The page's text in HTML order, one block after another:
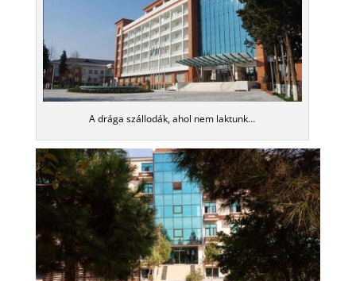
A drága szállodák, ahol nem laktunk…